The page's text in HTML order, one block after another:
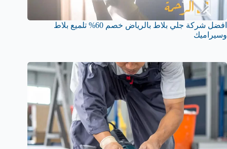
افضل شركة جلي بلاط بالرياض خصم 60% تلميع بلاط
وسيراميك